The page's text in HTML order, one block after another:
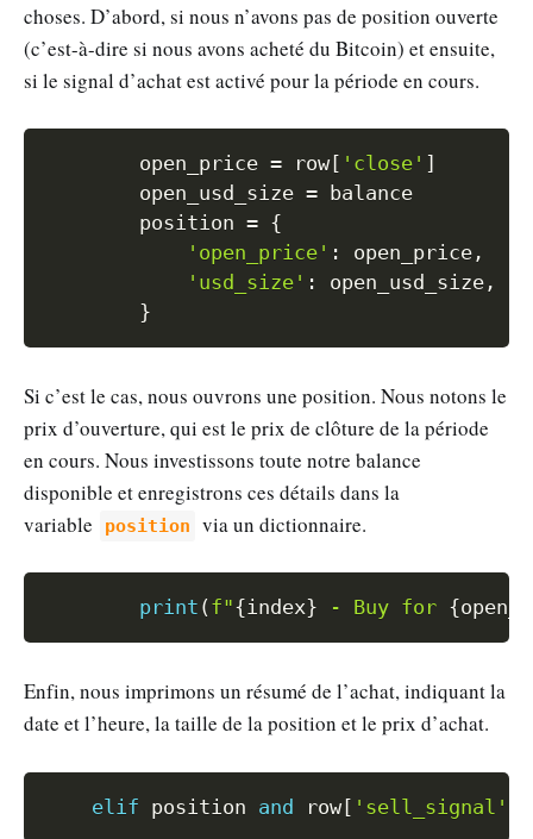
choses. D’abord, si nous n’avons pas de position ouverte
(c’est-à-dire si nous avons acheté du Bitcoin) et ensuite,
si le signal d’achat est activé pour la période en cours.
        open_price
= row[ 'close' ]
        open_usd_size
= balance
        position
= {
'open_price' : open_price ,
'usd_size' : open_usd_size ,
}
Si c’est le cas, nous ouvrons une position. Nous notons le
prix d’ouverture, qui est le prix de clôture de la période
en cours. Nous investissons toute notre balance
disponible et enregistrons ces détails dans la
variable
position via un dictionnaire.
print (f"{index} - Buy for {Copy
Enfin, nous imprimons un résumé de l’achat, indiquant la
date et l’heure, la taille de la position et le prix d’achat.
elif position and row[ 'sell_signal'
Copy